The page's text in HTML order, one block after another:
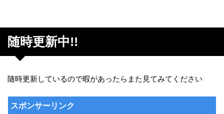
随時更新中!!
随時更新しているので暇があったらまた見てみてください
スポンサーリンク